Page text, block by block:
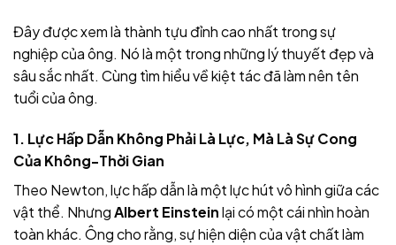
Đây được xem là thành tựu đỉnh cao nhất trong sự
nghiệp của ông. Nó là một trong những lý thuyết đẹp và
sâu sắc nhất. Cùng tìm hiểu về kiệt tác đã làm nên tên
tuổi của ông.
1. Lực Hấp Dẫn Không Phải Là Lực, Mà Là Sự Cong
Của Không-Thời Gian
Theo Newton, lực hấp dẫn là một lực hút vô hình giữa các
vật thể. NhưngAlbert Einsteinlại có một cái nhìn hoàn
toàn khác. Ông cho rằng, sự hiện diện của vật chất làm